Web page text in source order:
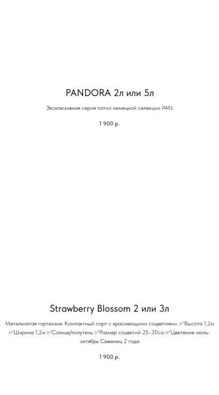
PANDORA 2л или 5л
Эксклюзивная серия патио немецкой селекции PAN.
1 900 р.
Strawberry Blossom 2 или 3л
Метельчатая гортензия. Компактный сорт с краснеющими соцветиями. ✅Высота 1,2м
✅Ширина 1,2м ✅Солнце/полутень ✅Размер соцветий 25-30см ✅Цветение июль-
октябрь Саженец 2 года
1 900 р.